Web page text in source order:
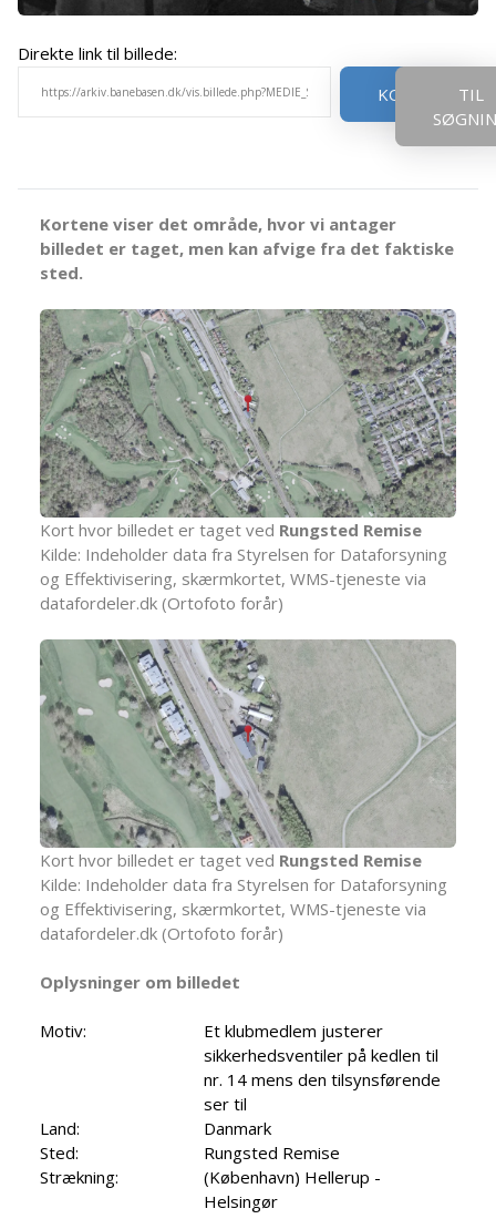
Direkte link til billede:
KOPIER
TIL
Kortene viser det område, hvor vi antager
billedet er taget, men kan afvige fra det faktiske
sted.
Kort hvor billedet er taget ved Rungsted Remise
Kilde: Indeholder data fra Styrelsen for Dataforsyning
og Effektivisering, skærmkortet, WMS-tjeneste via
datafordeler.dk (Ortofoto forår)
Kort hvor billedet er taget ved Rungsted Remise
Kilde: Indeholder data fra Styrelsen for Dataforsyning
og Effektivisering, skærmkortet, WMS-tjeneste via
datafordeler.dk (Ortofoto forår)
Oplysninger om billedet
Motiv:
Et klubmedlem justerer
sikkerhedsventiler på kedlen til
nr. 14 mens den tilsynsførende
ser til
Land:
Danmark
Sted:
Rungsted Remise
Strækning:
(København) Hellerup -
Helsingør